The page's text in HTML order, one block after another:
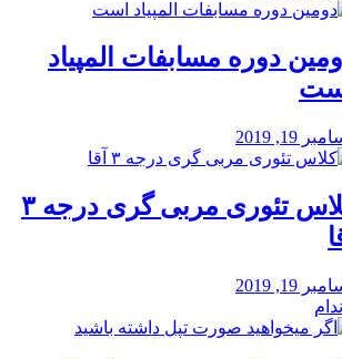
دوره مسابفات المپیاد
19, 2019
کلاس تئوری مربی گری درجه ۳
19, 2019